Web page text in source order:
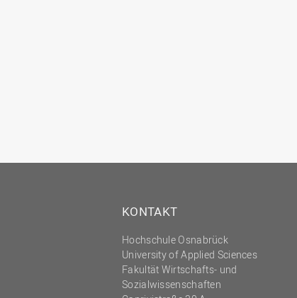
KONTAKT
Hochschule Osnabrück
University of Applied Sciences
Fakultät Wirtschafts- und
Sozialwissenschaften